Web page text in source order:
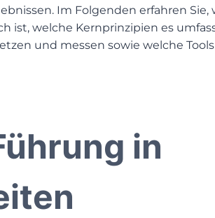
Im Folgenden erfahren Sie,
ist, welche Kernprinzipien es
und messen sowie welche Tools
in